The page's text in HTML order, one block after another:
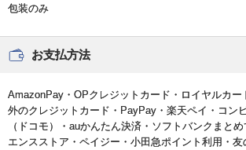
包装のみ
お支払方法
AmazonPay・OPクレジットカード・ロイヤルカー
外のクレジットカード・PayPay・楽天ペイ・コン
（ドコモ）・auかんたん決済・ソフトバンクまと
エンスストア・ペイジー・小田急ポイント利用・